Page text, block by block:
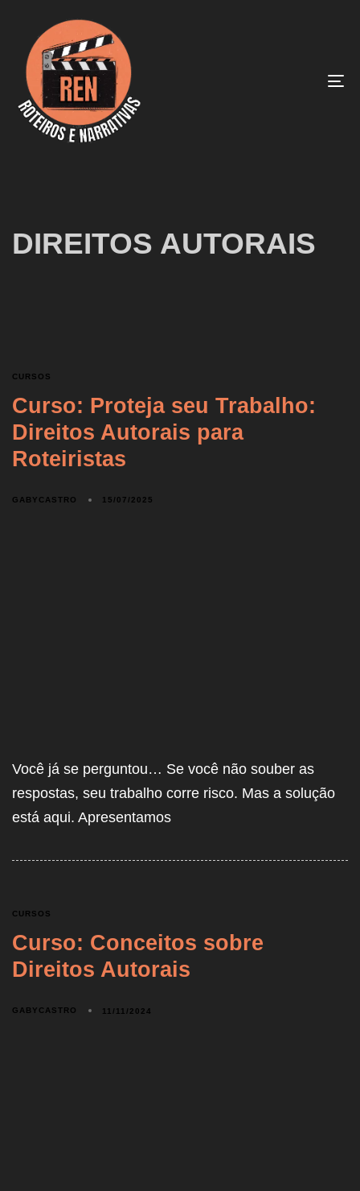
DIREITOS AUTORAIS
CURSOS
Curso: Proteja seu Trabalho:
Direitos Autorais para
Roteiristas
GABYCASTRO 15/07/2025
Você já se perguntou… Se você não souber as
respostas, seu trabalho corre risco. Mas a solução
está aqui. Apresentamos
CURSOS
Curso: Conceitos sobre
Direitos Autorais
GABYCASTRO 11/11/2024